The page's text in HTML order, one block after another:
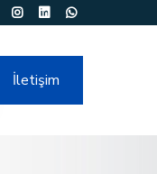
İletişim